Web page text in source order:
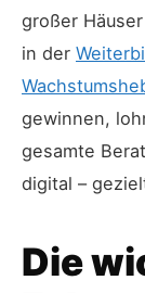
großer
in der
gewinnen,
gesamte
digital –
Die